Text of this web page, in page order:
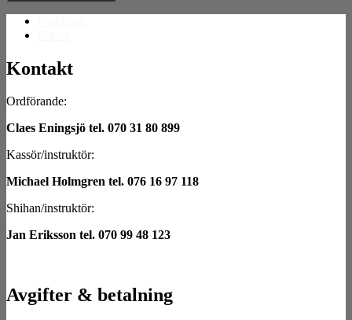
Kontakt
Ordförande:
Claes Eningsjö tel. 070 31 80 899
Kassör/instruktör:
Michael Holmgren tel. 076 16 97 118
Shihan/instruktör:
Jan Eriksson tel. 070 99 48 123
Avgifter & betalning